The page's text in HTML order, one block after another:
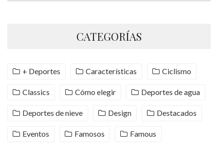
CATEGORÍAS
+ Deportes Características Ciclismo
Classics Cómo elegir Deportes de agua
Deportes de nieve Design Destacados
Eventos Famosos Famous